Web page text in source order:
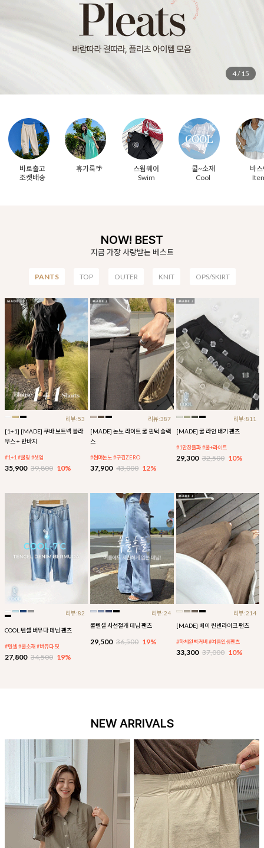
5/15
바로출고
조켓배송
휴가룩🌴
스윔웨어
Swim
쿨~소재
Cool
바
NOW! BEST
지금 가장 사랑받는 베스트
PANTS TOP OUTER KNIT OPS/SKIRT
리뷰:53
[1+1] [MADE] 쿠바 보트넥 블라
우스 + 반바지
#1+1 #쿨링 #셋업
35,900 39,800 10%
리뷰:387
[MADE] 논노 라이트 쿨 핀턱 슬랙
스
#썸머논노 #구김ZERO
37,900 43,000 12%
리뷰:811
[MADE] 쿨 라인 배기 팬츠
#1만장돌파 #쿨+라이트
29,300 32,500 10%
리뷰:82
COOL 텐셀 버뮤다 데님 팬츠
#텐셀 #쿨소재 #버뮤다 핏
27,800 34,500 19%
리뷰:24
쿨텐셀 사선절개 데님 팬츠
29,500 36,500 19%
리뷰:214
[MADE] 베이 린넨라이크 팬츠
#하체완벽커버 #여름인생팬츠
33,300 37,000 10%
NEW ARRIVALS